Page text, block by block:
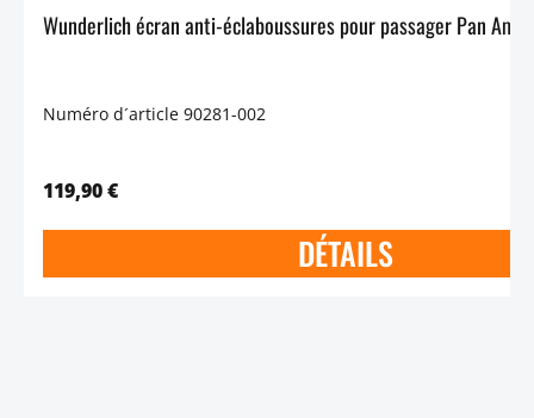
Numéro d´article 90281-002
119,90 €
DÉTAILS